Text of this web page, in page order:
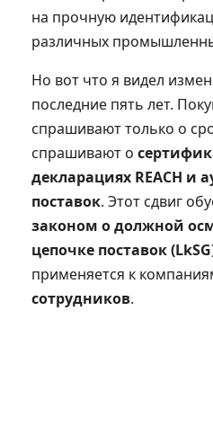
на прочную
различных
Но вот что я видел
последние пять лет.
спрашивают только о
спрашивают о
декларациях REACH и
поставок. Этот сдвиг
законом о должной
цепочке поставок
применяется к
сотрудников.